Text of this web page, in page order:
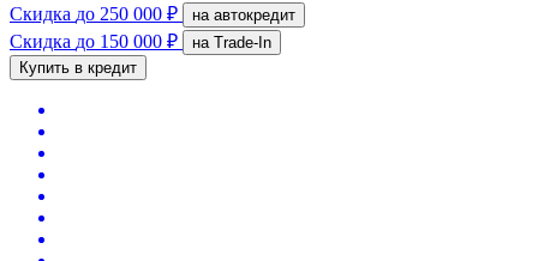
Скидка до 250 000 ₽ на автокредит
Скидка до 150 000 ₽
на Trade-In
Купить в кредит